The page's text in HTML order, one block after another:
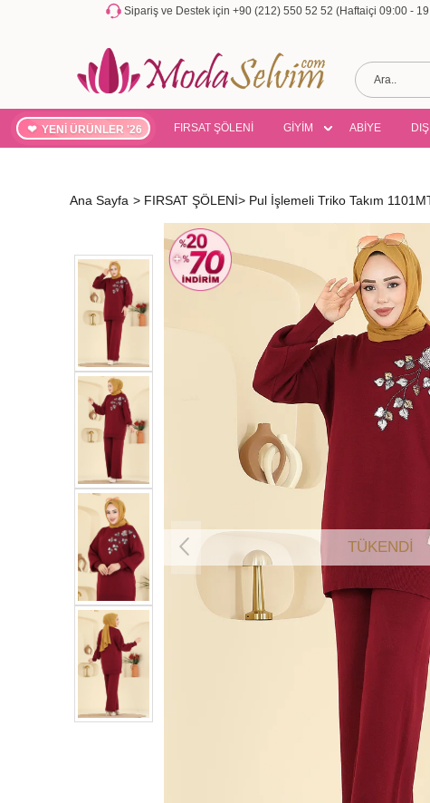
Sipariş ve Destek için +90 (212) 550 52 52 (Haftaiçi 09:00 -
YENİ ÜRÜNLER '26 FIRSAT ŞÖLENİ GİYİM ABİYE
Ana Sayfa > FIRSAT ŞÖLENİ> Pul İşlemeli Triko Takım
TÜKENDİ